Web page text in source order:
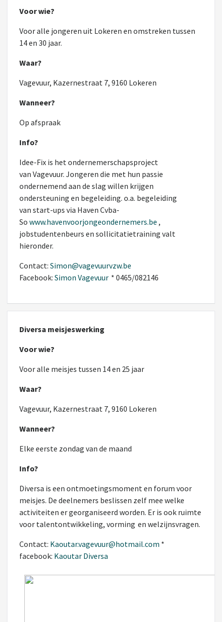
Voor wie?
Voor alle jongeren uit Lokeren en omstreken tussen
14 en 30 jaar.
Waar?
Vagevuur, Kazernestraat 7, 9160 Lokeren
Wanneer?
Op afspraak
Info?
Idee-Fix is het ondernemerschapsproject
van Vagevuur. Jongeren die met hun passie
ondernemend aan de slag willen krijgen
ondersteuning en begeleiding. o.a. begeleiding
van start-ups via Haven Cvba-
So www.havenvoorjongeondernemers.be ,
jobstudentenbeurs en sollicitatietraining valt
hieronder.
Contact: Simon@vagevuurvzw.be
Facebook: Simon Vagevuur * 0465/082146
Diversa meisjeswerking
Voor wie?
Voor alle meisjes tussen 14 en 25 jaar
Waar?
Vagevuur, Kazernestraat 7, 9160 Lokeren
Wanneer?
Elke eerste zondag van de maand
Info?
Diversa is een ontmoetingsmoment en forum voor
meisjes. De deelnemers beslissen zelf mee welke
activiteiten er georganiseerd worden. Er is ook ruimte
voor talentontwikkeling, vorming en welzijnsvragen.
Contact: Kaoutar.vagevuur@hotmail.com *
facebook: Kaoutar Diversa